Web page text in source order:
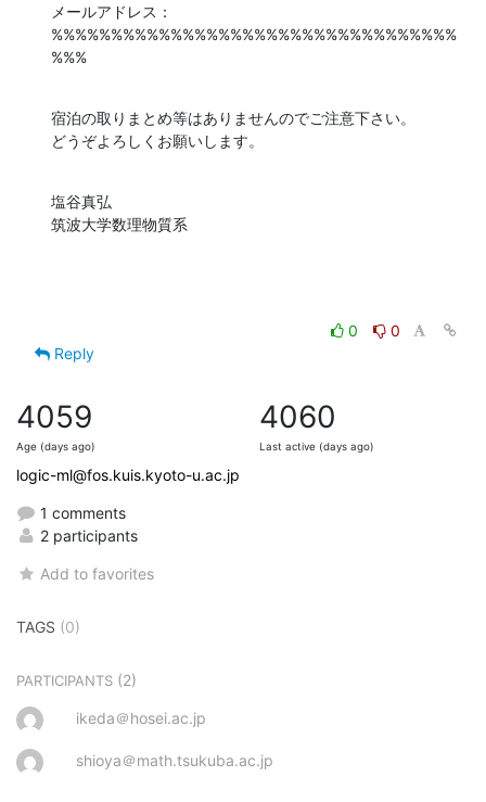
メールアドレス：
%%%%%%%%%%%%%%%%%%%%%%%%%%%%%%%%%%
%%%
宿泊の取りまとめ等はありませんのでご注意下さい。
どうぞよろしくお願いします。
塩谷真弘
筑波大学数理物質系
0
0
Reply
4059
Age (days ago)
4060
Last active (days ago)
logic-ml@fos.kuis.kyoto-u.ac.jp
1 comments
2 participants
Add to favorites
TAGS (0)
PARTICIPANTS (2)
ikeda＠hosei.ac.jp
shioya＠math.tsukuba.ac.jp